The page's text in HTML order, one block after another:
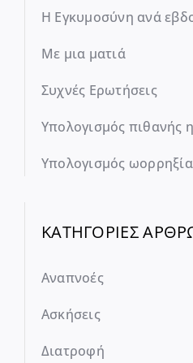
Η Εγκυμοσύνη ανά
Με μια ματιά
Συχνές Ερωτήσεις
Υπολογισμός πιθανής
Υπολογισμός
ΚΑΤΗΓΟΡΙΕΣ
Αναπνοές
Ασκήσεις
Διατροφή